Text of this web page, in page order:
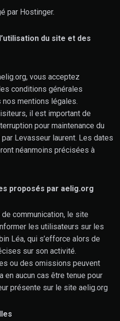
par Hostinger.
du site et des
vous acceptez
conditions générales
nos mentions légales.
il est important de
pour maintenance du
Levasseur laurent. Les dates
néanmoins précisées à
proposés par aelig.org
communication, le site
les utilisateurs sur les
Léa, qui s’efforce alors de
sur son activité.
ou des omissions peuvent
en aucun cas être tenue pour
présente sur le site aelig.org